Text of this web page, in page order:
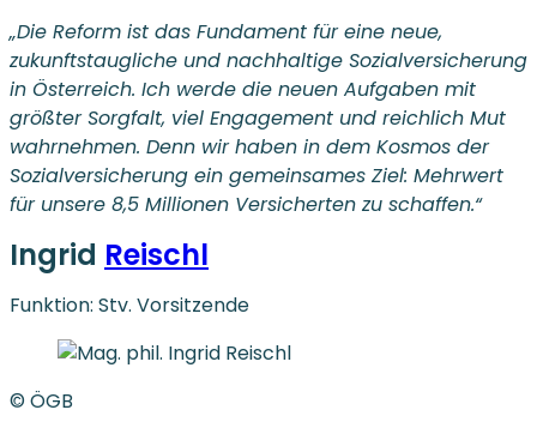
„Die Reform ist das Fundament für eine neue,
zukunftstaugliche und nachhaltige Sozialversicherung
in Österreich. Ich werde die neuen Aufgaben mit
größter Sorgfalt, viel Engagement und reichlich Mut
wahrnehmen. Denn wir haben in dem Kosmos der
Sozialversicherung ein gemeinsames Ziel: Mehrwert
für unsere 8,5 Millionen Versicherten zu schaffen.“
Ingrid Reischl
Funktion: Stv. Vorsitzende
© ÖGB